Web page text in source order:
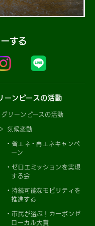
する
ーンピースの活動
グリーンピースの活動
気候変動
省エネ・再エネキャンペ
ーン
ゼロエミッションを実現
する会
持続可能なモビリティを
推進する
市民が選ぶ！カーボンゼ
ローカル大賞